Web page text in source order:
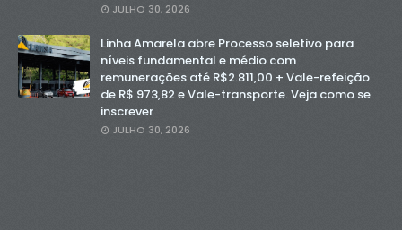
JULHO 30, 2026
Linha Amarela abre Processo seletivo para
níveis fundamental e médio com
remunerações até R$2.811,00 + Vale-refeição
de R$ 973,82 e Vale-transporte. Veja como se
inscrever
JULHO 30, 2026